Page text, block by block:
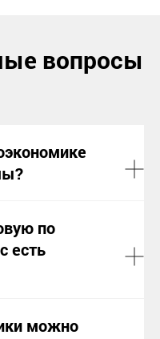
вопросы
по
есть
можно